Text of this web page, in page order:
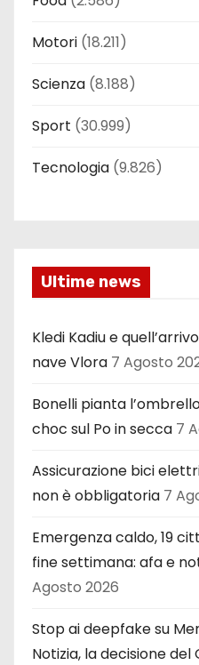
Motori (18.211)
Scienza (8.188)
Sport (30.999)
Tecnologia (9.826)
Ultime news
Kledi Kadiu e
nave Vlora 7 Agosto
Bonelli pianta
choc sul Po in secca 7
Assicurazione bici
non è obbligatoria 7
Emergenza caldo, 19
fine settimana: afa e
Agosto 2026
Stop ai deepfake su
Notizia, la decisione del